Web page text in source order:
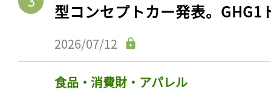
型コンセプトカー発表。GHG1
2026/07/12
食品・消費財・アパレル